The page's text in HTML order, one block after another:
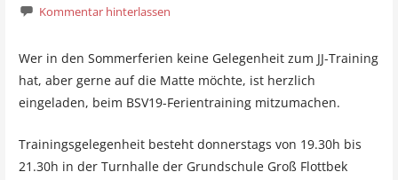
Kommentar hinterlassen
Wer in den Sommerferien keine Gelegenheit zum JJ-Training
hat, aber gerne auf die Matte möchte, ist herzlich
eingeladen, beim BSV19-Ferientraining mitzumachen.
Trainingsgelegenheit besteht donnerstags von 19.30h bis
21.30h in der Turnhalle der Grundschule Groß Flottbek